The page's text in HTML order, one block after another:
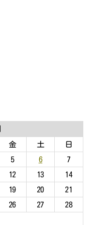
金 土
日
5 6
7
12 13
14
19 20
21
26 27
28